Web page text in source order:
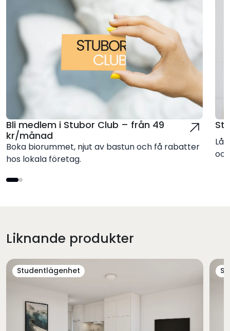
Bli medlem i Stubor Club – från 49
kr/månad
Boka biorummet, njut av bastun och få rabatter
hos lokala företag.
Liknande produkter
Studentlägenhet